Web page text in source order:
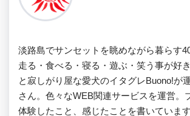
淡路島でサンセットを眺めながら暮らす
走る・食べる・寝る・遊ぶ・笑う事が好
と寂しがり屋な愛犬のイタグレBuono!が
さん。色々なWEB関連サービスを運営。
体験したこと、感じたことを書いています